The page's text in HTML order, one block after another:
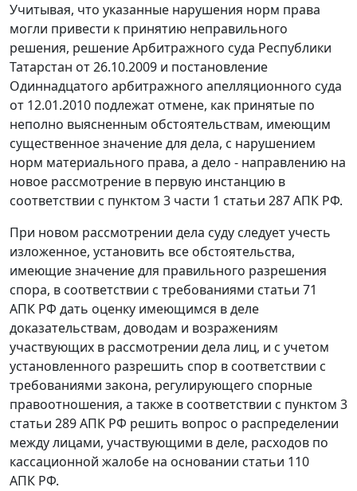
Учитывая, что указанные нарушения норм права
могли привести к принятию неправильного
решения, решение Арбитражного суда Республики
Татарстан от 26.10.2009 и постановление
Одиннадцатого арбитражного апелляционного суда
от 12.01.2010 подлежат отмене, как принятые по
неполно выясненным обстоятельствам, имеющим
существенное значение для дела, с нарушением
норм материального права, а дело - направлению на
новое рассмотрение в первую инстанцию в
соответствии с пунктом 3 части 1 статьи 287АПК РФ.
При новом рассмотрении дела суду следует учесть
изложенное, установить все обстоятельства,
имеющие значение для правильного разрешения
спора, в соответствии с требованиями статьи 71
АПК РФ дать оценку имеющимся в деле
доказательствам, доводам и возражениям
участвующих в рассмотрении дела лиц, и с учетом
установленного разрешить спор в соответствии с
требованиями закона, регулирующего спорные
правоотношения, а также в соответствии с пунктом 3
статьи 289АПК РФ решить вопрос о распределении
между лицами, участвующими в деле, расходов по
кассационной жалобе на основании статьи 110
АПК РФ.